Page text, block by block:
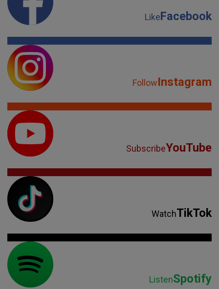
LikeFacebook
FollowInstagram
SubscribeYouTube
WatchTikTok
ListenSpotify